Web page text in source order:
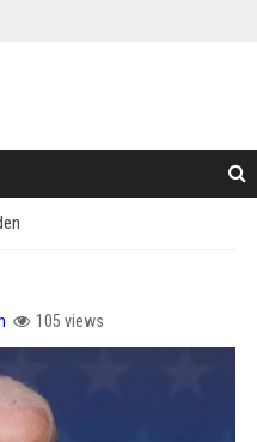
105 views